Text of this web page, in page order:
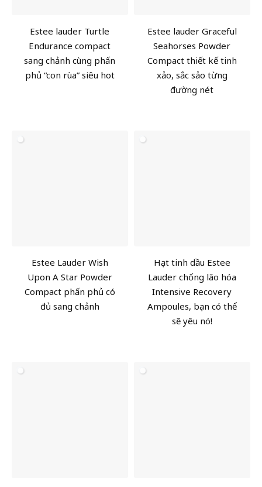
Estee lauder Turtle
Endurance compact
sang chảnh cùng phấn
phủ “con rùa” siêu hot
Estee lauder Graceful
Seahorses Powder
Compact thiết kế tinh
xảo, sắc sảo từng
đường nét
Estee Lauder Wish
Upon A Star Powder
Compact phấn phủ có
đủ sang chảnh
Hạt tinh dầu Estee
Lauder chống lão hóa
Intensive Recovery
Ampoules, bạn có thể
sẽ yêu nó!